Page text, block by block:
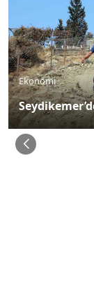
Ekonomi